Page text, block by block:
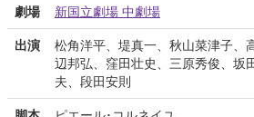
劇場 新国立劇場 中劇場
出演
松角洋平、堤真一、秋山菜津子、
辺邦弘、窪田壮史、三原秀俊、坂
夫、段田安則